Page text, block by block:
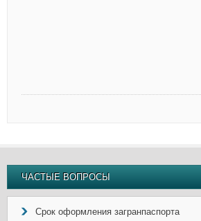
ЧАСТЫЕ ВОПРОСЫ
Срок оформления загранпаспорта